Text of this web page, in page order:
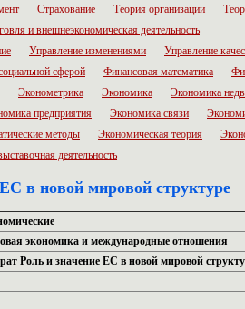
Страхование Теория организации
и внешнеэкономическая деятельность
Управление изменениями Управление
сферой Финансовая математика
Эконометрика Экономика
Экономика
предприятия Экономика связи
методы Экономическая теория
деятельность
в новой мировой структуре
экономика и международные отношения
Роль и значение ЕС в новой мировой